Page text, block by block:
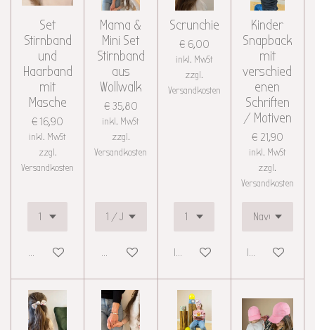
Set
Stirnband
und
Haarband
mit
Masche
€ 16,90
inkl. MwSt
zzgl.
Versandkosten
Details anzeigen
Mama &
Mini Set
Stirnband
aus
Wollwalk
€ 35,80
inkl. MwSt
zzgl.
Versandkosten
Details anzeigen
Scrunchie
€ 6,00
inkl. MwSt
zzgl.
Versandkosten
In den Warenkorb
Kinder
Snapback
mit
verschied
enen
Schriften
/ Motiven
€ 21,90
inkl. MwSt
zzgl.
Versandkosten
In den